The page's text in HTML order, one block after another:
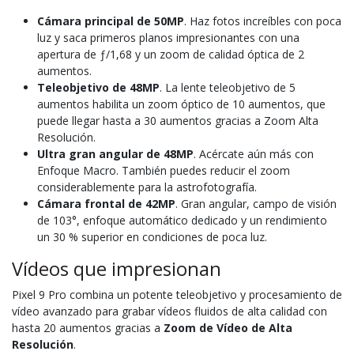
Cámara principal de 50MP. Haz fotos increíbles con poca
luz y saca primeros planos impresionantes con una
apertura de ƒ/1,68 y un zoom de calidad óptica de 2
aumentos.
Teleobjetivo de 48MP. La lente teleobjetivo de 5
aumentos habilita un zoom óptico de 10 aumentos, que
puede llegar hasta a 30 aumentos gracias a Zoom Alta
Resolución.
Ultra gran angular de 48MP. Acércate aún más con
Enfoque Macro. También puedes reducir el zoom
considerablemente para la astrofotografía.
Cámara frontal de 42MP. Gran angular, campo de visión
de 103°, enfoque automático dedicado y un rendimiento
un 30 % superior en condiciones de poca luz.
Vídeos que impresionan
Pixel 9 Pro combina un potente teleobjetivo y procesamiento de
vídeo avanzado para grabar vídeos fluidos de alta calidad con
hasta 20 aumentos gracias a Zoom de Vídeo de Alta
Resolución.